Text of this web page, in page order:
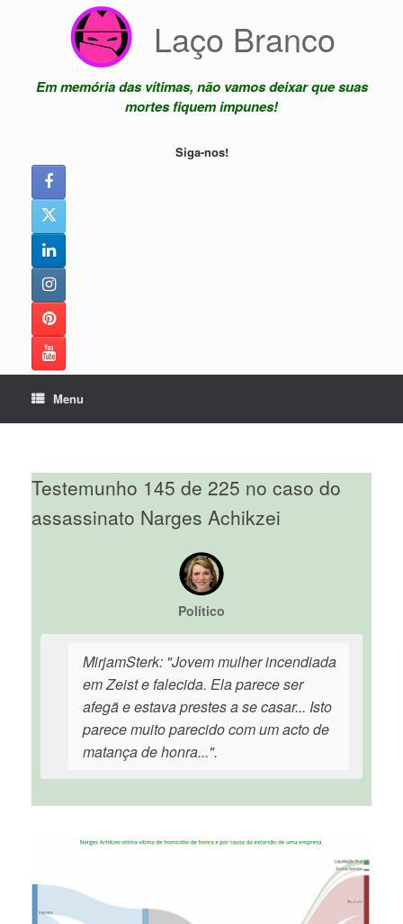
Laço Branco
Em memória das vítimas, não vamos deixar que suas
mortes fiquem impunes!
Siga-nos!
Menu
Testemunho 145 de 225 no caso do
assassinato Narges Achikzei
Político
MirjamSterk: "Jovem mulher incendiada
em Zeist e falecida. Ela parece ser
afegã e estava prestes a se casar... Isto
parece muito parecido com um acto de
matança de honra...".